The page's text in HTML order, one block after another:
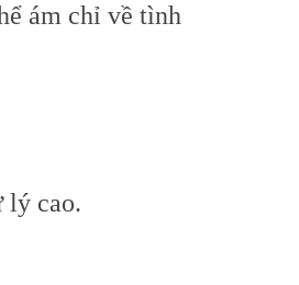
ám chỉ về tình
lý cao.